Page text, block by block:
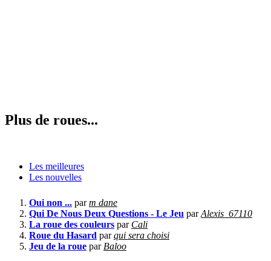
Plus de roues...
Les meilleures
Les nouvelles
Oui non ... parm dane
Qui De Nous Deux Questions - Le Jeu parAlexis_67110
La roue des couleurs par Cali
Roue du Hasard parqui sera choisi
Jeu de la roue par Baloo